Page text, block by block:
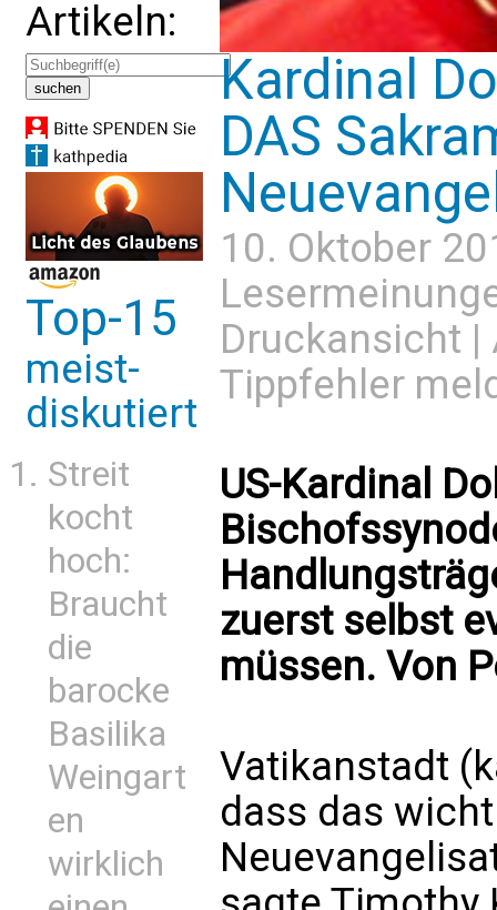
Artikeln:
Top-15
meist-
diskutiert
Streit
kocht
hoch:
Braucht
die
barocke
Basilika
Weingart
en
wirklich
Kardinal
DAS
10. Oktober
Druckansicht |
Tippfehler
US-Kardinal
zuerst selbst
müssen. Von
Vatikanstadt
dass das